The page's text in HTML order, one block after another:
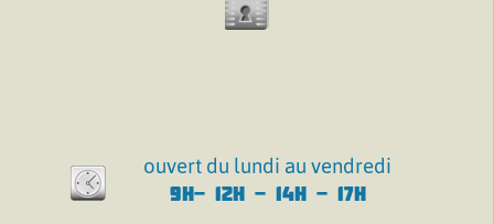
ouvert du lundi au vendredi
9H- 12H - 14H - 17H